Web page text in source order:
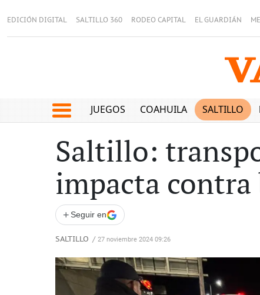
EDICIÓN DIGITAL SALTILLO 360 RODEO CAPITAL EL GUARDIÁN
JUEGOS COAHUILA SALTILLO
Saltillo:
impacta contra
+ Seguir en
SALTILLO / 27 noviembre 2024 09:26